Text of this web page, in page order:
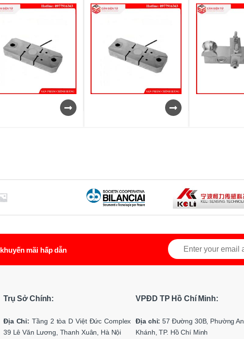
khuyến mãi hấp dẫn
Trụ Sở Chính:
Địa Chỉ: Tầng 2 tòa D Việt Đức Complex
39 Lê Văn Lương, Thanh Xuân, Hà Nội
VPĐD TP Hồ Chí Minh:
Địa chỉ: 57 Đường 30B, Phường An
Khánh, TP. Hồ Chí Minh